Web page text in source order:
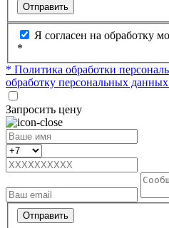
Отправить
Я согласен на обработку
*
* Политика обработки
обработку персональных
Запросить цену
Отправить